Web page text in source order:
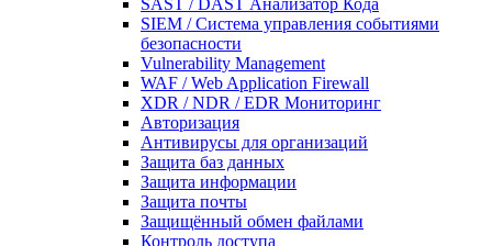
SAST / DAST Анализатор Кода
SIEM / Система управления событиями
безопасности
Vulnerability Management
WAF / Web Application Firewall
XDR / NDR / EDR Мониторинг
Авторизация
Антивирусы для организаций
Защита баз данных
Защита информации
Защита почты
Защищённый обмен файлами
Контроль доступа